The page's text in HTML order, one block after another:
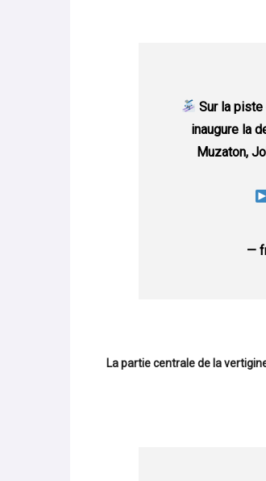
Sur la piste
inaugure la
Muzaton,
—
La partie centrale de la